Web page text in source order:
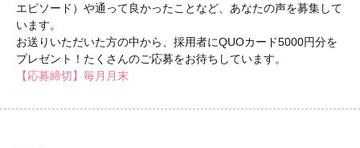
エピソード）や通って良かったことなど、あなたの声を募集して
います。
お送りいただいた方の中から、採用者にQUOカード5000円分を
プレゼント！たくさんのご応募をお待ちしています。
【応募締切】毎月月末